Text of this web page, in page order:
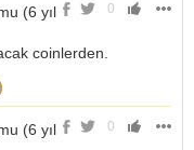
0
(6 yıl
coinlerden.
0
(6 yıl